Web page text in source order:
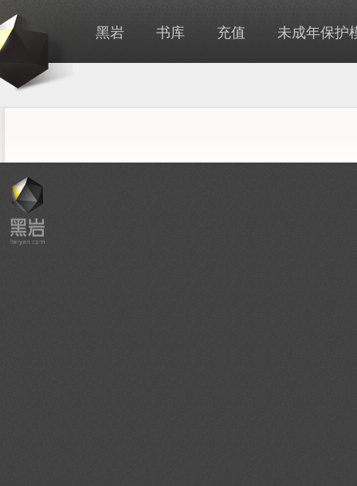
黑岩 书库 充值 未成年保护